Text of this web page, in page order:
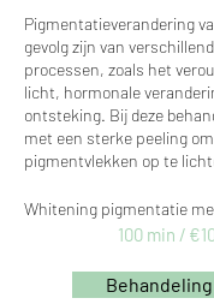
Pigmentatieverandering
gevolg zijn van
processen, zoals het
licht, hormonale
ontsteking. Bij deze
met een sterke peeling
pigmentvlekken op te
Whitening
100 min /